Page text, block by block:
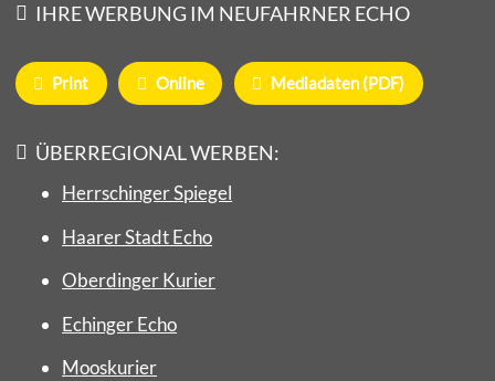
IHRE WERBUNG IM NEUFAHRNER ECHO
Print Online Mediadaten (PDF)
ÜBERREGIONAL WERBEN:
Herrschinger Spiegel
Haarer Stadt Echo
Oberdinger Kurier
Echinger Echo
Mooskurier